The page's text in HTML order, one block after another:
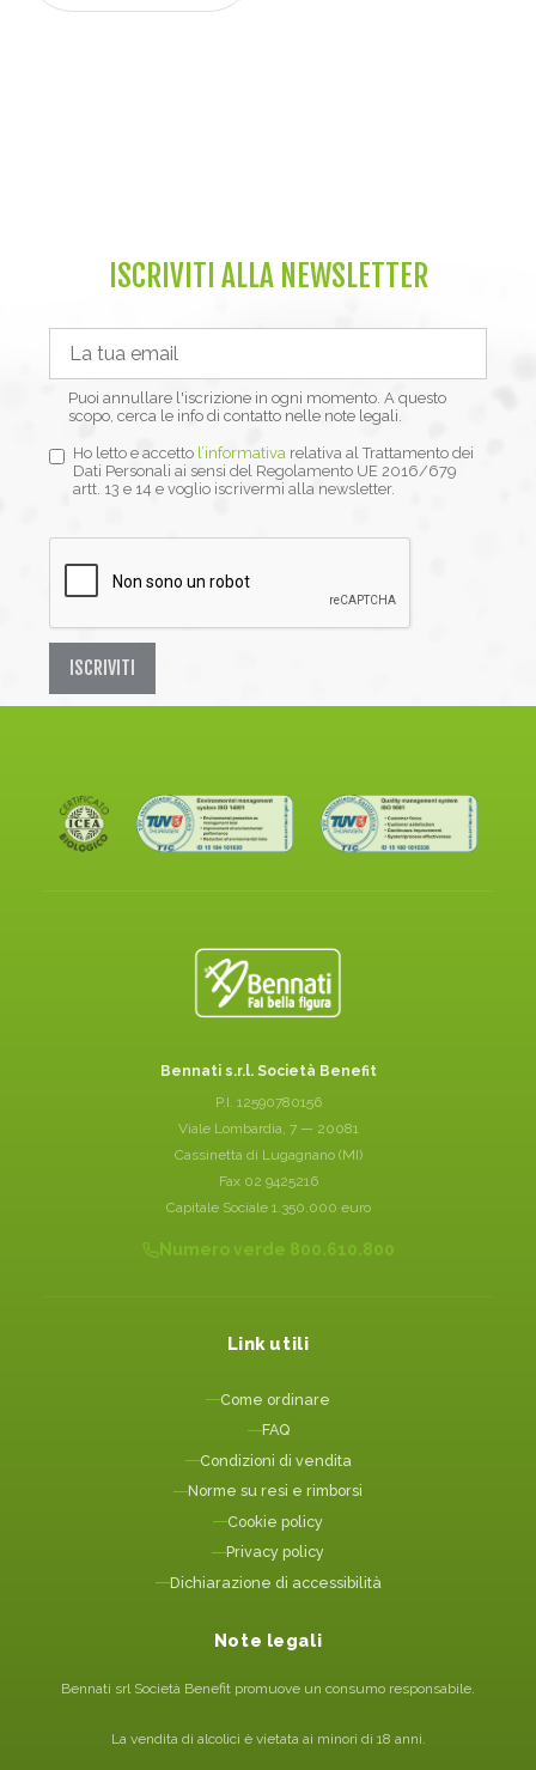
ISCRIVITI ALLA NEWSLETTER
Puoi annullare l'iscrizione in ogni momento. A questo
scopo, cerca le info di contatto nelle note legali.
Ho letto e accetto l’informativa relativa al Trattamento dei
Dati Personali ai sensi del Regolamento UE 2016/679
artt. 13 e 14 e voglio iscrivermi alla newsletter.
ISCRIVITI
Bennati s.r.l. Società Benefit
P.I. 12590780156
Viale Lombardia, 7 — 20081
Cassinetta di Lugagnano (MI)
Fax 02 9425216
Capitale Sociale 1.350.000 euro
Numero verde 800.610.800
Link utili
Come ordinare
FAQ
Condizioni di vendita
Norme su resi e rimborsi
Cookie policy
Privacy policy
Dichiarazione di accessibilità
Note legali
Bennati srl Società Benefit promuove un consumo responsabile.
La vendita di alcolici è vietata ai minori di 18 anni.